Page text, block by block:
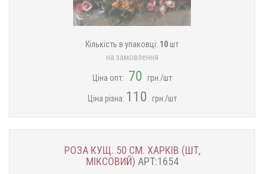
Кількість в упаковці: 10 шт
на замовлення
Ціна опт: 70 грн./шт
Ціна різна: 110 грн./шт
РОЗА КУЩ. 50 СМ. ХАРКІВ (ШТ,
МІКСОВИЙ) АРТ:1654